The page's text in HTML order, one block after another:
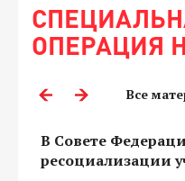
ОПЕРАЦИЯ
Все
В Совете
ресоциализации